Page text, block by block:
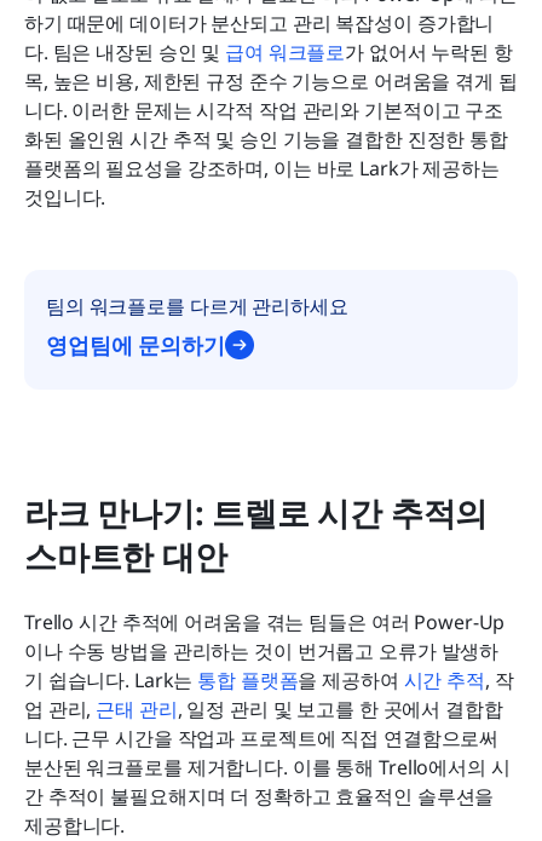
하기 때문에 데이터가 분산되고 관리 복잡성이 증가합니
다. 팀은 내장된 승인 및 급여 워크플로가 없어서 누락된 항
목, 높은 비용, 제한된 규정 준수 기능으로 어려움을 겪게 됩
니다. 이러한 문제는 시각적 작업 관리와 기본적이고 구조
화된 올인원 시간 추적 및 승인 기능을 결합한 진정한 통합
플랫폼의 필요성을 강조하며, 이는 바로 Lark가 제공하는
것입니다.
팀의 워크플로를 다르게 관리하세요
영업팀에 문의하기
라크 만나기: 트렐로 시간 추적의
스마트한 대안
Trello 시간 추적에 어려움을 겪는 팀들은 여러 Power-Up
이나 수동 방법을 관리하는 것이 번거롭고 오류가 발생하
기 쉽습니다. Lark는 통합 플랫폼을 제공하여 시간 추적, 작
업 관리, 근태 관리, 일정 관리 및 보고를 한 곳에서 결합합
니다. 근무 시간을 작업과 프로젝트에 직접 연결함으로써
분산된 워크플로를 제거합니다. 이를 통해 Trello에서의 시
간 추적이 불필요해지며 더 정확하고 효율적인 솔루션을
제공합니다.